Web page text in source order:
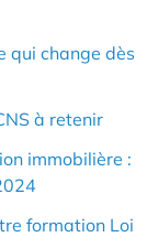
qui change dès
à retenir
immobilière :
formation Loi